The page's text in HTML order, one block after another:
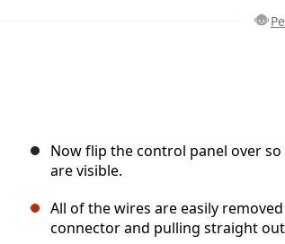
Now flip the control panel over
are visible.
All of the wires are easily
connector and pulling straight